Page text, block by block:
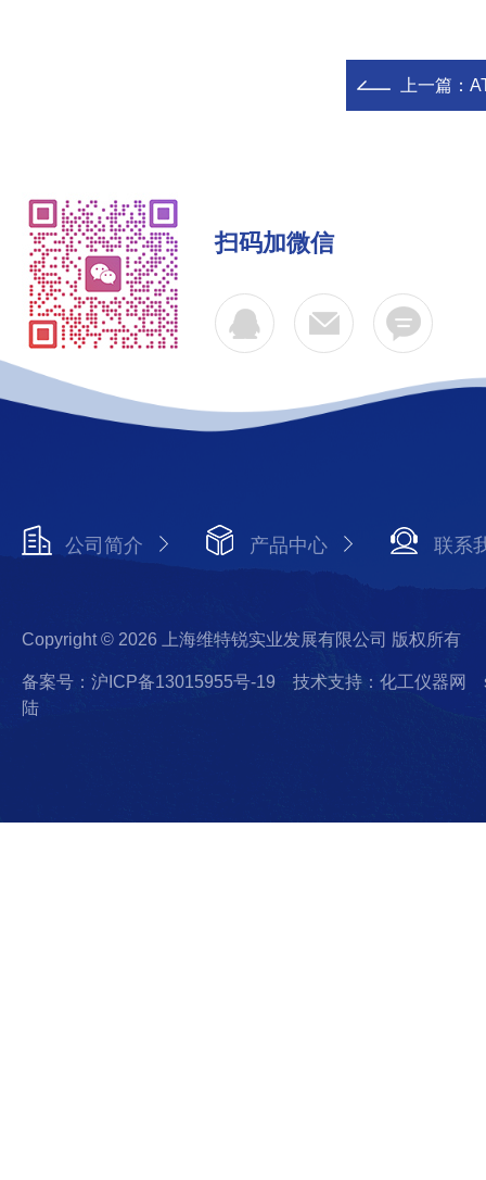
上一篇：
扫码加微信
公司简介 产品中心 联系
Copyright © 2026 上海维特锐实业发展有限公司 版权所有
备案号：沪ICP备13015955号-19 技术支持：化工仪器网
陆